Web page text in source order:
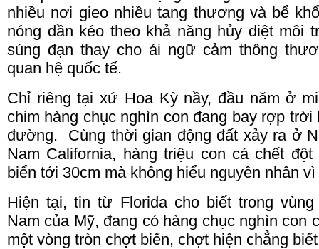
nhiều nơi gieo nhiều tang thương và bể
nóng dần kéo theokhả năng hủy diệt môi
súng đạn thay cho ái ngữ cảm thông
quan hệ quốc tế.
Chỉ riêng tại xứ Hoa Kỳ nầy, đầu năm ở
chim hàng chục nghìn con đang bay rợp
đường. Cùng thời gian động đất xảy ra ở
Nam California, hàng triệu con cá chết
biển tới 30cm mà không hiểu nguyên nhân
Hiện tại, tin từ Floridacho biết trong
Nam của Mỹ, đang có hàng chục nghìn con
một vòng tròn chợt biến, chợt hiện chẳng